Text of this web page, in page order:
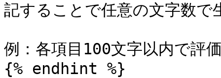
記することで任意の文字数で
例：各項目100文字以内で評
{% endhint %}